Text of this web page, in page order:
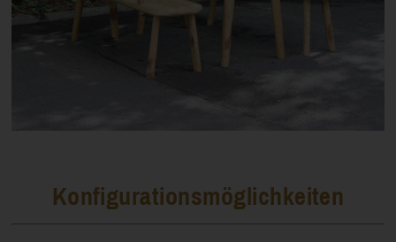
Konfigurationsmöglichkeiten